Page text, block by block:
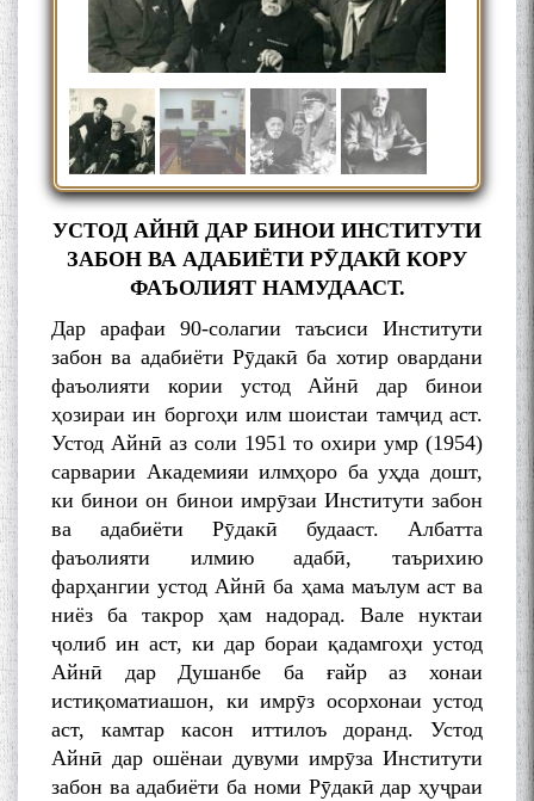
УСТОД АЙНӢ ДАР БИНОИ ИНСТИТУТИ
ЗАБОН ВА АДАБИЁТИ РӮДАКӢ КОРУ
ФАЪОЛИЯТ НАМУДААСТ.
Дар арафаи 90-солагии таъсиси Институти
забон ва адабиёти Рӯдакӣ ба хотир овардани
фаъолияти кории устод Айнӣ дар бинои
ҳозираи ин боргоҳи илм шоистаи тамҷид аст.
Устод Айнӣ аз соли 1951 то охири умр (1954)
сарварии Академияи илмҳоро ба уҳда дошт,
ки бинои он бинои имрӯзаи Институти забон
ва адабиёти Рӯдакӣ будааст. Албатта
фаъолияти илмию адабӣ, таърихию
фарҳангии устод Айнӣ ба ҳама маълум аст ва
ниёз ба такрор ҳам надорад. Вале нуктаи
ҷолиб ин аст, ки дар бораи қадамгоҳи устод
Айнӣ дар Душанбе ба ғайр аз хонаи
истиқоматиашон, ки имрӯз осорхонаи устод
аст, камтар касон иттилоъ доранд. Устод
Айнӣ дар ошёнаи дувуми имрӯза Институти
забон ва адабиёти ба номи Рӯдакӣ дар ҳуҷраи